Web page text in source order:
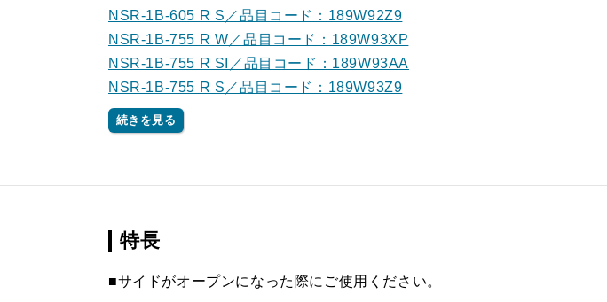
NSR-1B-605 R S／品目コード：189W92Z9
NSR-1B-755 R W／品目コード：189W93XP
NSR-1B-755 R SI／品目コード：189W93AA
NSR-1B-755 R S／品目コード：189W93Z9
続きを見る
特長
■サイドがオープンになった際にご使用ください。